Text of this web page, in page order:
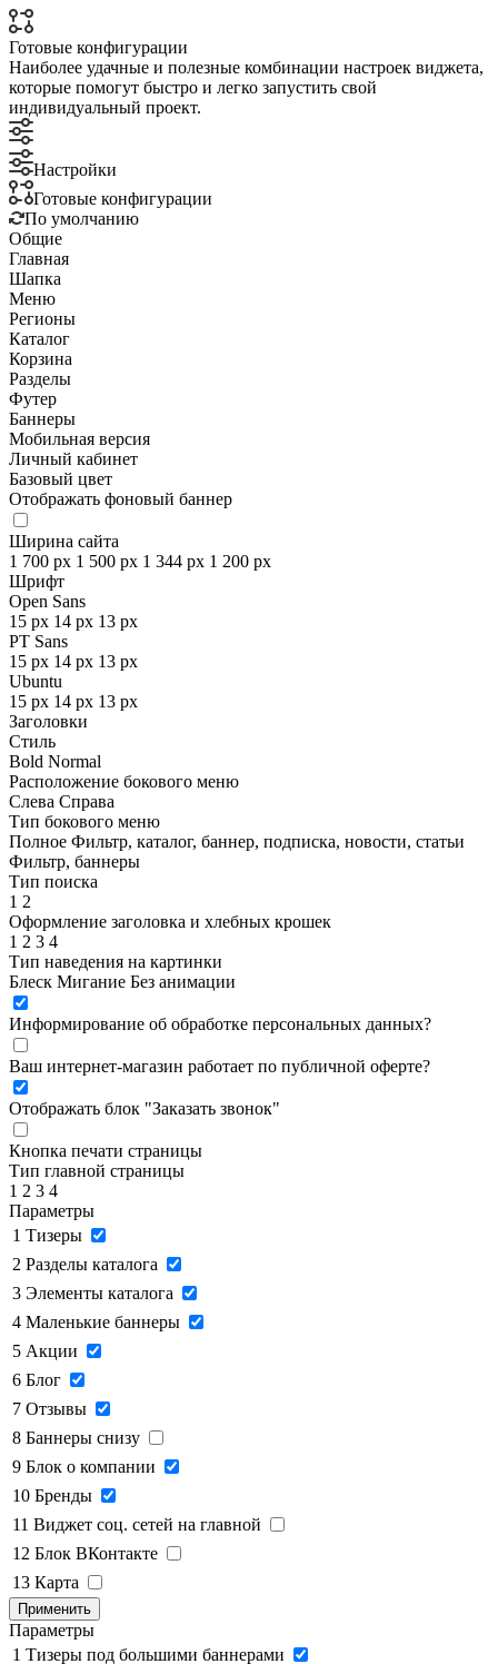
Готовые конфигурации
Наиболее удачные и полезные комбинации настроек виджета,
которые помогут быстро и легко запустить свой
индивидуальный проект.
Настройки
Готовые конфигурации
По умолчанию
Общие
Главная
Шапка
Меню
Регионы
Каталог
Корзина
Разделы
Футер
Баннеры
Мобильная версия
Личный кабинет
Базовый цвет
Отображать фоновый баннер
Ширина сайта
1 700 px 1 500 px 1 344 px 1 200 px
Шрифт
Open Sans
15 px 14 px 13 px
PT Sans
15 px 14 px 13 px
Ubuntu
15 px 14 px 13 px
Заголовки
Стиль
Bold Normal
Расположение бокового меню
Слева Справа
Тип бокового меню
Полное Фильтр, каталог, баннер, подписка, новости, статьи
Фильтр, баннеры
Тип поиска
1 2
Оформление заголовка и хлебных крошек
1 2 3 4
Тип наведения на картинки
Блеск Мигание Без анимации
Информирование об обработке персональных данных?
Ваш интернет-магазин работает по публичной оферте?
Отображать блок "Заказать звонок"
Кнопка печати страницы
Тип главной страницы
1 2 3 4
Параметры
1 Тизеры
2 Разделы каталога
3 Элементы каталога
4 Маленькие баннеры
5 Акции
6 Блог
7 Отзывы
8 Баннеры снизу
9 Блок о компании
10 Бренды
11 Виджет соц. сетей на главной
12 Блок ВКонтакте
13 Карта
Применить
Параметры
1 Тизеры под большими баннерами